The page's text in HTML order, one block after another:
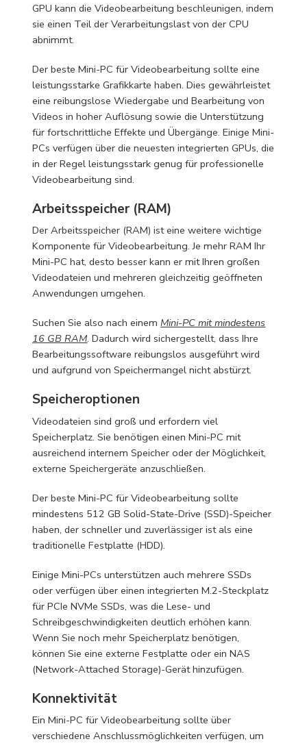
GPU kann die Videobearbeitung beschleunigen, indem
sie einen Teil der Verarbeitungslast von der CPU
abnimmt.
Der beste Mini-PC für Videobearbeitung sollte eine
leistungsstarke Grafikkarte haben. Dies gewährleistet
eine reibungslose Wiedergabe und Bearbeitung von
Videos in hoher Auflösung sowie die Unterstützung
für fortschrittliche Effekte und Übergänge. Einige Mini-
PCs verfügen über die neuesten integrierten GPUs, die
in der Regel leistungsstark genug für professionelle
Videobearbeitung sind.
Arbeitsspeicher (RAM)
Der Arbeitsspeicher (RAM) ist eine weitere wichtige
Komponente für Videobearbeitung. Je mehr RAM Ihr
Mini-PC hat, desto besser kann er mit Ihren großen
Videodateien und mehreren gleichzeitig geöffneten
Anwendungen umgehen.
Suchen Sie also nach einemMini-PC mit mindestens
16 GB RAM. Dadurch wird sichergestellt, dass Ihre
Bearbeitungssoftware reibungslos ausgeführt wird
und aufgrund von Speichermangel nicht abstürzt.
Speicheroptionen
Videodateien sind groß und erfordern viel
Speicherplatz. Sie benötigen einen Mini-PC mit
ausreichend internem Speicher oder der Möglichkeit,
externe Speichergeräte anzuschließen.
Der beste Mini-PC für Videobearbeitung sollte
mindestens 512 GB Solid-State-Drive (SSD)-Speicher
haben, der schneller und zuverlässiger ist als eine
traditionelle Festplatte (HDD).
Einige Mini-PCs unterstützen auch mehrere SSDs
oder verfügen über einen integrierten M.2-Steckplatz
für PCIe NVMe SSDs, was die Lese- und
Schreibgeschwindigkeiten deutlich erhöhen kann.
Wenn Sie noch mehr Speicherplatz benötigen,
können Sie eine externe Festplatte oder ein NAS
(Network-Attached Storage)-Gerät hinzufügen.
Konnektivität
Ein Mini-PC für Videobearbeitung sollte über
verschiedene Anschlussmöglichkeiten verfügen, um